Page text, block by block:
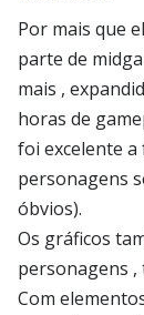
Por mais que
parte de
mais ,
horas de
foi excelente
personagens
óbvios).
Os gráficos
personagens
Com